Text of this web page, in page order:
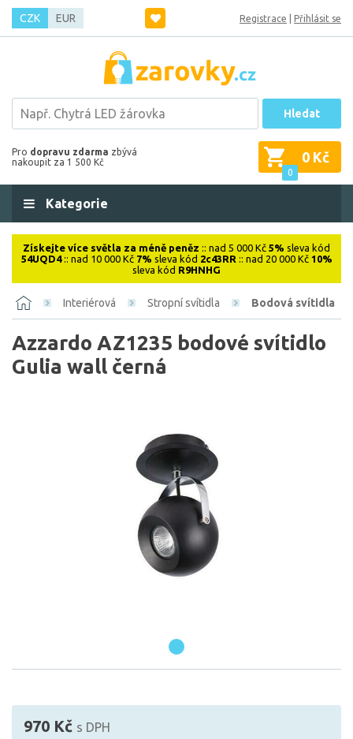
CZK EUR Registrace Přihlásit se
Hledat
Pro dopravu zdarma zbývá
nakoupit za 1 500 Kč
0
0 Kč
Kategorie
Získejte více světla za méně peněz :: nad 5 000 Kč 5% sleva kód
54UQD4:: nad 10 000 Kč 7% sleva kód 2c43RR :: nad 20 000 Kč 10%
sleva kód R9HNHG
Interiérová Stropní svítidla Bodová svítidla
Azzardo AZ1235 bodové svítidlo
Gulia wall černá
970 Kč s DPH